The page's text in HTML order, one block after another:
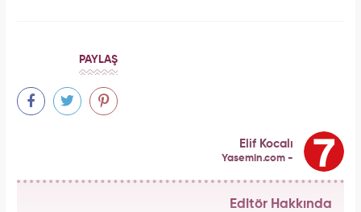
PAYLAŞ
Elif Kocalı
Yasemin.com -
Editör Hakkında